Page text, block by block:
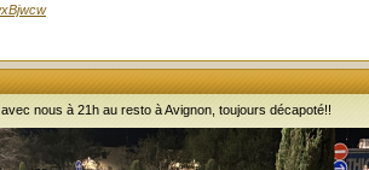
nous à 21h au resto à Avignon, toujours décapoté!!